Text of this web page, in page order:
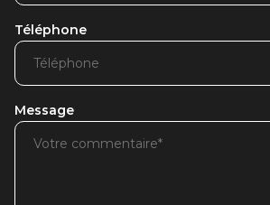
Téléphone
Message